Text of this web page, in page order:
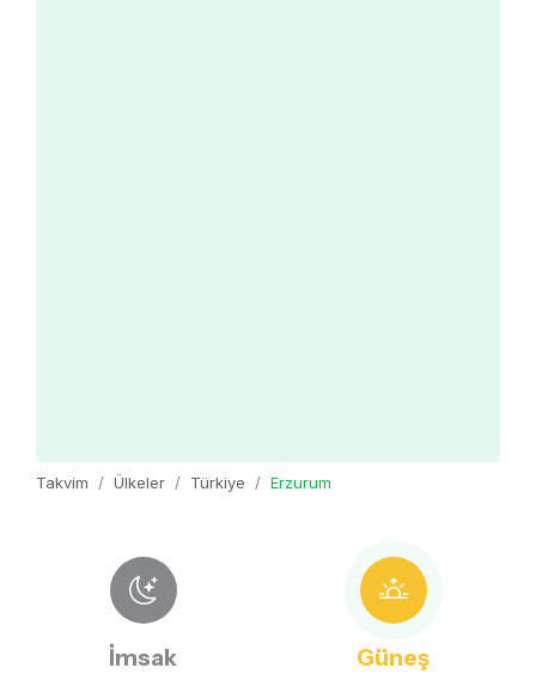
Takvim Ülkeler Türkiye Erzurum
İmsak Güneş